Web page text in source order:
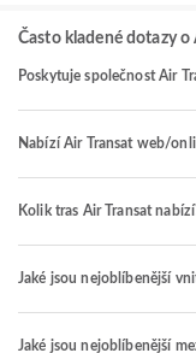
Často kladené dotazy o
Poskytuje společnost Air
Nabízí Air Transat web/
Kolik tras Air Transat
Jaké jsou nejoblíbenější
Jaké jsou nejoblíbenější